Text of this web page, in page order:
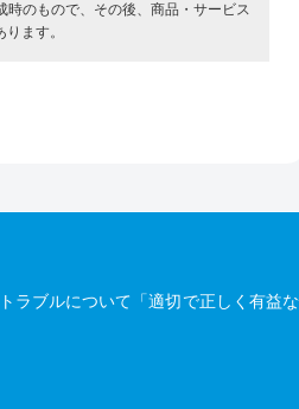
のもので、その後、商品・サービス
ます。
ブルについて「適切で正しく有益